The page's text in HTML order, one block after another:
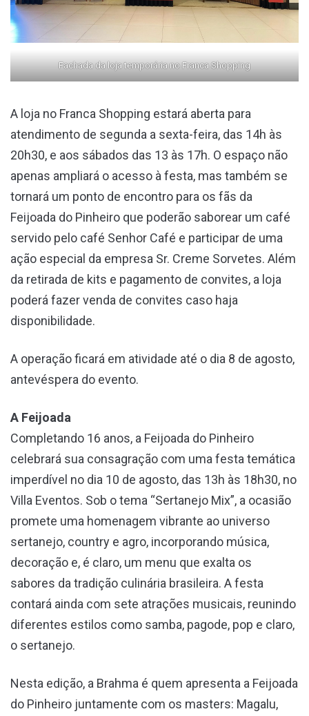
Fachada da loja temporária no Franca Shopping
A loja no Franca Shopping estará aberta para
atendimento de segunda a sexta-feira, das 14h às
20h30, e aos sábados das 13 às 17h. O espaço não
apenas ampliará o acesso à festa, mas também se
tornará um ponto de encontro para os fãs da
Feijoada do Pinheiro que poderão saborear um café
servido pelo café Senhor Café e participar de uma
ação especial da empresa Sr. Creme Sorvetes. Além
da retirada de kits e pagamento de convites, a loja
poderá fazer venda de convites caso haja
disponibilidade.
A operação ficará em atividade até o dia 8 de agosto,
antevéspera do evento.
A Feijoada
Completando 16 anos, a Feijoada do Pinheiro
celebrará sua consagração com uma festa temática
imperdível no dia 10 de agosto, das 13h às 18h30, no
Villa Eventos. Sob o tema “Sertanejo Mix”, a ocasião
promete uma homenagem vibrante ao universo
sertanejo, country e agro, incorporando música,
decoração e, é claro, um menu que exalta os
sabores da tradição culinária brasileira. A festa
contará ainda com sete atrações musicais, reunindo
diferentes estilos como samba, pagode, pop e claro,
o sertanejo.
Nesta edição, a Brahma é quem apresenta a Feijoada
do Pinheiro juntamente com os masters: Magalu,